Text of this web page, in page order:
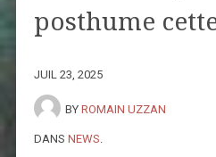
posthume
JUIL 23, 2025
BY ROMAIN UZZAN
DANS NEWS